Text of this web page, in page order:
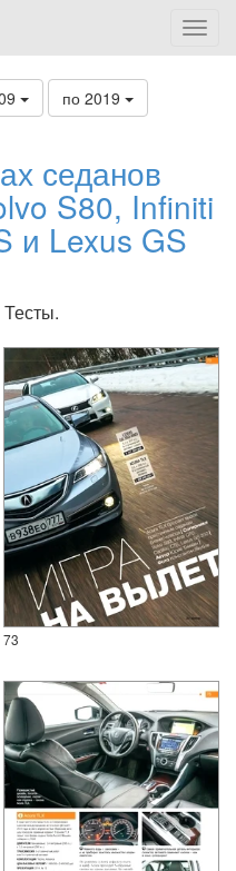
по 2019
седанов
S80, Infiniti
и Lexus GS
73